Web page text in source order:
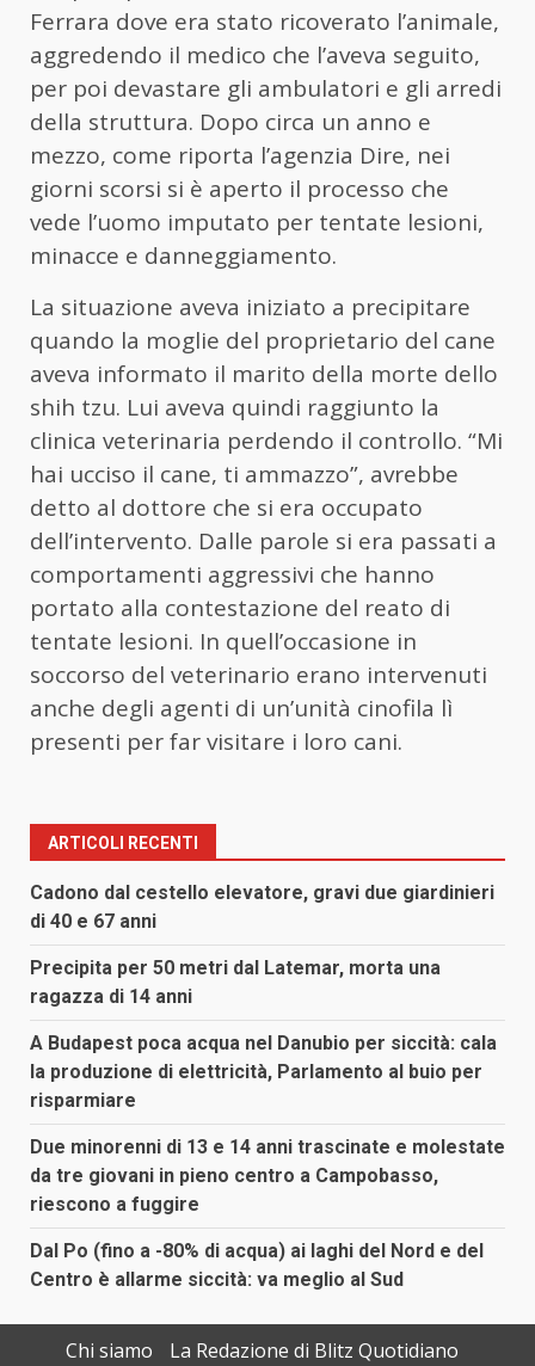
Ferrara dove era stato ricoverato l’animale,
aggredendo il medico che l’aveva seguito,
per poi devastare gli ambulatori e gli arredi
della struttura. Dopo circa un anno e
mezzo, come riporta l’agenzia Dire, nei
giorni scorsi si è aperto il processo che
vede l’uomo imputato per tentate lesioni,
minacce e danneggiamento.
La situazione aveva iniziato a precipitare
quando la moglie del proprietario del cane
aveva informato il marito della morte dello
shih tzu. Lui aveva quindi raggiunto la
clinica veterinaria perdendo il controllo. “Mi
hai ucciso il cane, ti ammazzo”, avrebbe
detto al dottore che si era occupato
dell’intervento. Dalle parole si era passati a
comportamenti aggressivi che hanno
portato alla contestazione del reato di
tentate lesioni. In quell’occasione in
soccorso del veterinario erano intervenuti
anche degli agenti di un’unità cinofila lì
presenti per far visitare i loro cani.
ARTICOLI RECENTI
Cadono dal cestello elevatore, gravi due giardinieri
di 40 e 67 anni
Precipita per 50 metri dal Latemar, morta una
ragazza di 14 anni
A Budapest poca acqua nel Danubio per siccità: cala
la produzione di elettricità, Parlamento al buio per
risparmiare
Due minorenni di 13 e 14 anni trascinate e molestate
da tre giovani in pieno centro a Campobasso,
riescono a fuggire
Dal Po (fino a -80% di acqua) ai laghi del Nord e del
Centro è allarme siccità: va meglio al Sud
Chi siamo La Redazione di Blitz Quotidiano